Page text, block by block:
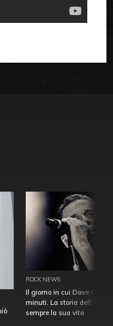
ROCK NEWS
Il giorno in cui Dave
minuti. La storia
sempre la sua vita